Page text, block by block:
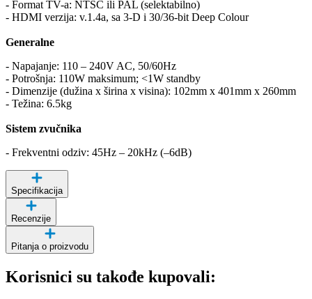
- Format TV-a: NTSC ili PAL (selektabilno)
- HDMI verzija: v.1.4a, sa 3-D i 30/36-bit Deep Colour
Generalne
- Napajanje: 110 – 240V AC, 50/60Hz
- Potrošnja: 110W maksimum; <1W standby
- Dimenzije (dužina x širina x visina): 102mm x 401mm x 260mm
- Težina: 6.5kg
Sistem zvučnika
- Frekventni odziv: 45Hz – 20kHz (–6dB)
Specifikacija
Recenzije
Pitanja o proizvodu
Korisnici su takođe kupovali: